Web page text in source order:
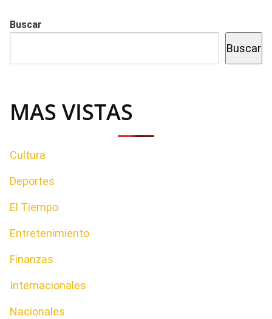
Buscar
Buscar
MAS VISTAS
Cultura
Deportes
El Tiempo
Entretenimiento
Finanzas
Internacionales
Nacionales